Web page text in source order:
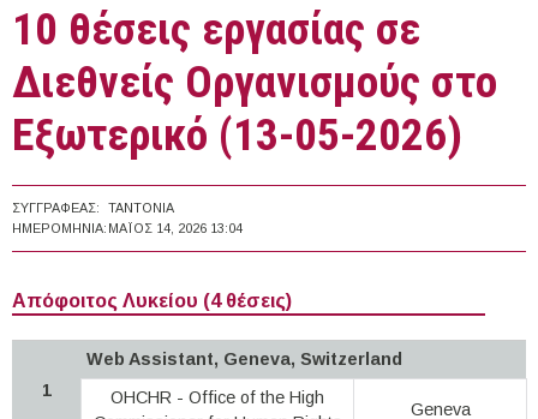
10 θέσεις εργασίας σε
Διεθνείς Οργανισμούς στο
Εξωτερικό (13-05-2026)
ΣΥΓΓΡΑΦΈΑΣ:
TANTONIA
ΗΜΕΡΟΜΗΝΊΑ: ΜΆΙΟΣ 14, 2026 13:04
Απόφοιτος Λυκείου (4 θέσεις)
1
Web Assistant, Geneva, Switzerland
OHCHR - Office of the High
Geneva